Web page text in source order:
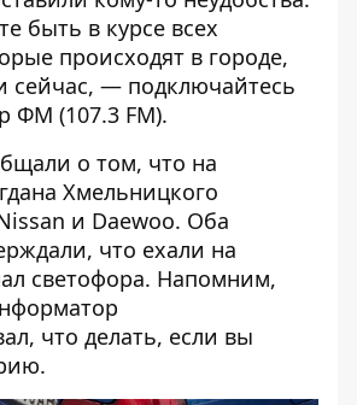
быть в курсе всех
происходят в городе,
сейчас, — подключайтесь
ФМ (107.3 FM).
о том, что на
Хмельницкого
и Daewoo. Оба
что ехали на
светофора. Напомним,
что делать, если вы